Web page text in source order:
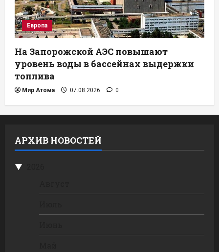
Европа
На Запорожской АЭС повышают
уровень воды в бассейнах выдержки
топлива
Мир Атома 07.08.2026 0
АРХИВ НОВОСТЕЙ